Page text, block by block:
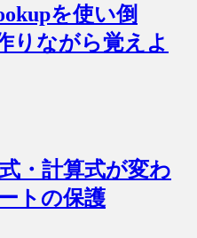
を使い倒
ながら覚えよ
・計算式が変わ
トの保護